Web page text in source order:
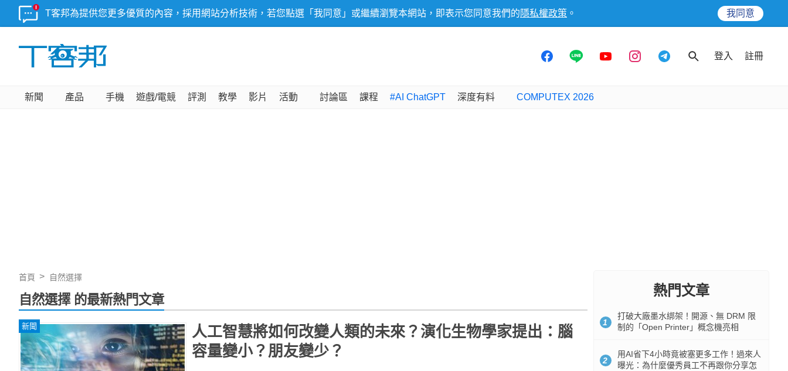
T客邦為提供您更多優質的內容，採用網站分析技術，若您點選「我同意」或繼續瀏覽本網站，即表示您同意我們的 隱私權政策 。 我同意
登入 註冊
新聞 產品 手機 遊戲/電競 評測 教學 影片 活動 討論區 課程 #AI ChatGPT 深度有料 COMPUTEX 2026
首頁 自然選擇
自然選擇 的最新熱門文章
新聞
人工智慧將如何改變人類的未來？演化生物學家提出：腦
容量變小？朋友變少？
熱門文章
1
打破大廠墨水綁架！開源、無 DRM 限
制的「Open Printer」概念機亮相
2
用AI省下4小時竟被塞更多工作！過來人
曝光：為什麼優秀員工不再跟你分享怎